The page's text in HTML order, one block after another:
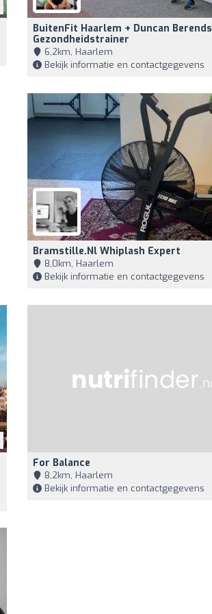
BuitenFit Haarlem + Duncan Berends
Gezondheidstrainer
6,2km, Haarlem
Bekijk informatie en contactgegevens
Bramstille.nl Whiplash Expert
8,0km, Haarlem
Bekijk informatie en contactgegevens
For Balance
8,2km, Haarlem
Bekijk informatie en contactgegevens